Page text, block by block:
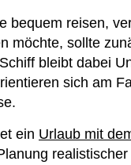
bequem reisen,
möchte, sollte
bleibt dabei
sich am
ein Urlaub mit